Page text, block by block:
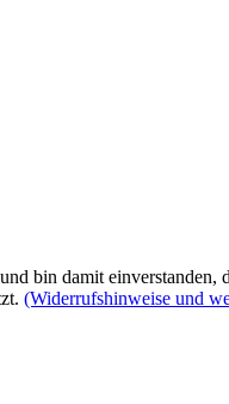
bin damit einverstanden,
(Widerrufshinweise und